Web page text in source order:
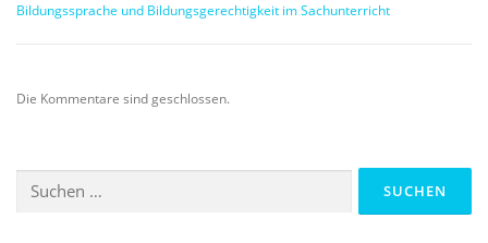
Bildungssprache und Bildungsgerechtigkeit im Sachunterricht
Die Kommentare sind geschlossen.
nach: